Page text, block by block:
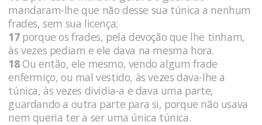
mandaram-lhe que não desse sua túnica a nenhum
frades, sem sua licença;
17porque os frades, pela devoção que lhe tinham,
às vezes pediam e ele dava na mesma hora.
18Ou então, ele mesmo, vendo algum frade
enfermiço, ou mal vestido, às vezes dava-lhe a
túnica, às vezes dividia-a e dava uma parte,
guardando a outra parte para si, porque não usava
nem queria ter a ser uma única túnica.